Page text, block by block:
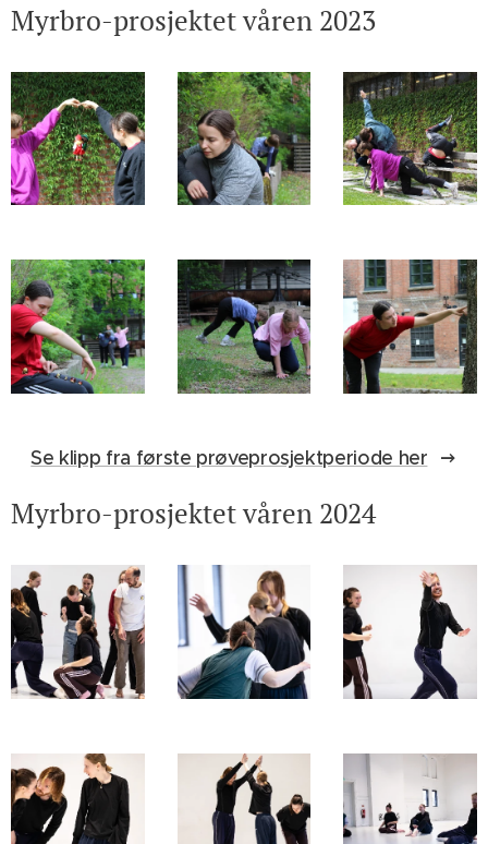
Myrbro-prosjektet våren 2023
Se klipp fra første prøveprosjektperiode her
Myrbro-prosjektet våren 2024